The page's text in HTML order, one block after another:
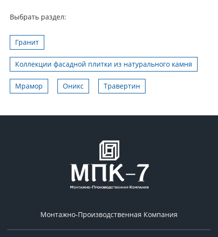
Выбрать раздел:
Гранит
Коллекции фасадной плитки из натурального камня
Мрамор Оникс Травертин
Монтажно-Производственная Компания